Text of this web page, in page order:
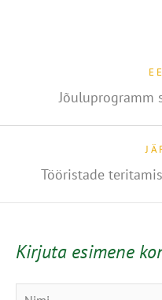
Jõuluprogramm
Tööristade
Kirjuta esimene